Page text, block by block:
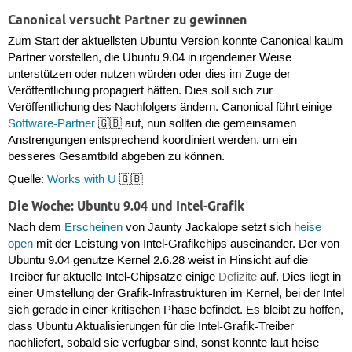
Canonical versucht Partner zu gewinnen
Zum Start der aktuellsten Ubuntu-Version konnte Canonical kaum
Partner vorstellen, die Ubuntu 9.04 in irgendeiner Weise
unterstützen oder nutzen würden oder dies im Zuge der
Veröffentlichung propagiert hätten. Dies soll sich zur
Veröffentlichung des Nachfolgers ändern. Canonical führt einige
Software-Partner🇬🇧 auf, nun sollten die gemeinsamen
Anstrengungen entsprechend koordiniert werden, um ein
besseres Gesamtbild abgeben zu können.
Quelle: Works with U 🇬🇧
Die Woche: Ubuntu 9.04 und Intel-Grafik
Nach dem Erscheinenvon Jaunty Jackalope setzt sich heise
openmit der Leistung von Intel-Grafikchips auseinander. Der von
Ubuntu 9.04 genutze Kernel 2.6.28 weist in Hinsicht auf die
Treiber für aktuelle Intel-Chipsätze einige Defiziteauf. Dies liegt in
einer Umstellung der Grafik-Infrastrukturen im Kernel, bei der Intel
sich gerade in einer kritischen Phase befindet. Es bleibt zu hoffen,
dass Ubuntu Aktualisierungen für die Intel-Grafik-Treiber
nachliefert, sobald sie verfügbar sind, sonst könnte laut heise